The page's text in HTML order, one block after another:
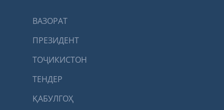
ВАЗОРАТ
ПРЕЗИДЕНТ
ТОҶИКИСТОН
ТЕНДЕР
ҚАБУЛГОҲ